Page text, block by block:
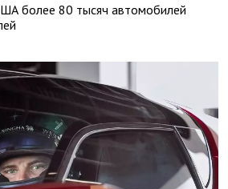
более 80 тысяч автомобилей